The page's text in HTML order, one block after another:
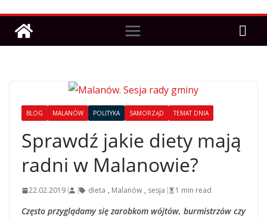
BLOG MALANÓW POLITYKA SAMORZĄD TEMAT DNIA
Sprawdź jakie diety mają
radni w Malanowie?
22.02.2019 dieta , Malanów , sesja 1 min read
Często przyglądamy się zarobkom wójtów, burmistrzów czy